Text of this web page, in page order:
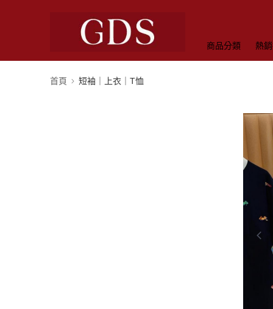
商品分類 熱
首頁 短袖｜上衣｜T恤